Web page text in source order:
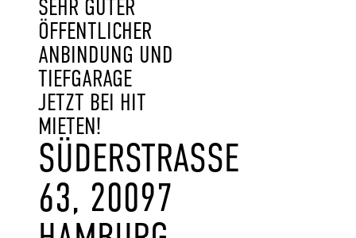
SEHR GUTER
ÖFFENTLICHER
ANBINDUNG UND
TIEFGARAGE
JETZT BEI HIT
MIETEN!
SÜDERSTRASSE 6
3, 20097 H